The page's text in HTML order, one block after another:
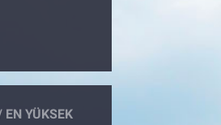
EN YÜKSEK